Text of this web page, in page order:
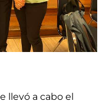
llevó a cabo el